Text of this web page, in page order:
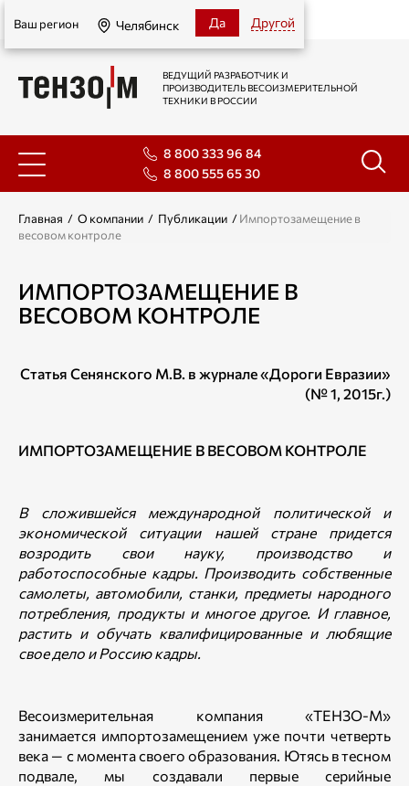
Челябинск
Ваш регион Челябинск Да Другой
ВЕДУЩИЙ РАЗРАБОТЧИК И
ПРОИЗВОДИТЕЛЬ ВЕСОИЗМЕРИТЕЛЬНОЙ
ТЕХНИКИ В РОССИИ
8 800 333 96 84
8 800 555 65 30
Главная / О компании / Публикации /Импортозамещение в
весовом контроле
ИМПОРТОЗАМЕЩЕНИЕ В
ВЕСОВОМ КОНТРОЛЕ
Статья Сенянского М.В. в журнале «Дороги Евразии»
(№ 1, 2015г.)
ИМПОРТОЗАМЕЩЕНИЕ В ВЕСОВОМ КОНТРОЛЕ
В сложившейся международной политической и
экономической ситуации нашей стране придется
возродить свои науку, производство и
работоспособные кадры. Производить собственные
самолеты, автомобили, станки, предметы народного
потребления, продукты и многое другое. И главное,
растить и обучать квалифицированные и любящие
свое дело и Россию кадры.
Весоизмерительная компания «ТЕНЗО-М»
занимается импортозамещением уже почти четверть
века — с момента своего образования. Ютясь в тесном
подвале, мы создавали первые серийные